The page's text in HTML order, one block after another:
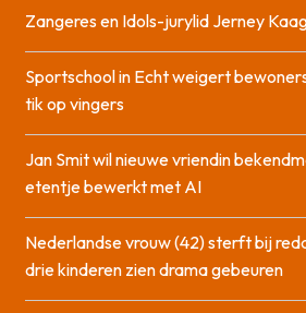
Zangeres en Idols-jurylid Jerney
Sportschool in Echt weigert
tik op vingers
Jan Smit wil nieuwe vriendin
etentje bewerkt met AI
Nederlandse vrouw (42) sterft bij
drie kinderen zien drama gebeuren